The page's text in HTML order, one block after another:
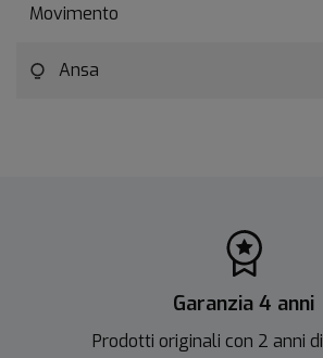
Movimento
Ansa
Garanzia 4 anni
Prodotti originali con 2 anni